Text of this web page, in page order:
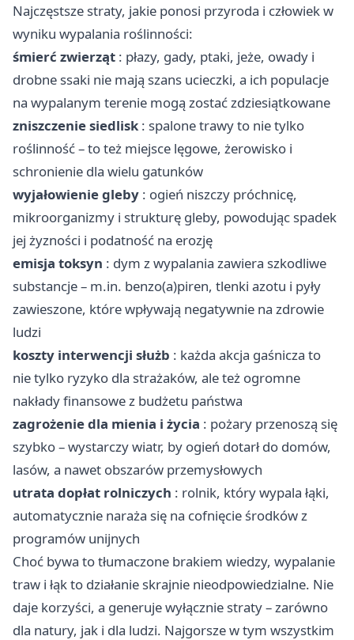
Najczęstsze straty, jakie ponosi przyroda i człowiek w
wyniku wypalania roślinności:
śmierć zwierząt : płazy, gady, ptaki, jeże, owady i
drobne ssaki nie mają szans ucieczki, a ich populacje
na wypalanym terenie mogą zostać zdziesiątkowane
zniszczenie siedlisk : spalone trawy to nie tylko
roślinność – to też miejsce lęgowe, żerowisko i
schronienie dla wielu gatunków
wyjałowienie gleby : ogień niszczy próchnicę,
mikroorganizmy i strukturę gleby, powodując spadek
jej żyzności i podatność na erozję
emisja toksyn : dym z wypalania zawiera szkodliwe
substancje – m.in. benzo(a)piren, tlenki azotu i pyły
zawieszone, które wpływają negatywnie na zdrowie
ludzi
koszty interwencji służb : każda akcja gaśnicza to
nie tylko ryzyko dla strażaków, ale też ogromne
nakłady finansowe z budżetu państwa
zagrożenie dla mienia i życia : pożary przenoszą się
szybko – wystarczy wiatr, by ogień dotarł do domów,
lasów, a nawet obszarów przemysłowych
utrata dopłat rolniczych : rolnik, który wypala łąki,
automatycznie naraża się na cofnięcie środków z
programów unijnych
Choć bywa to tłumaczone brakiem wiedzy, wypalanie
traw i łąk to działanie skrajnie nieodpowiedzialne. Nie
daje korzyści, a generuje wyłącznie straty – zarówno
dla natury, jak i dla ludzi. Najgorsze w tym wszystkim